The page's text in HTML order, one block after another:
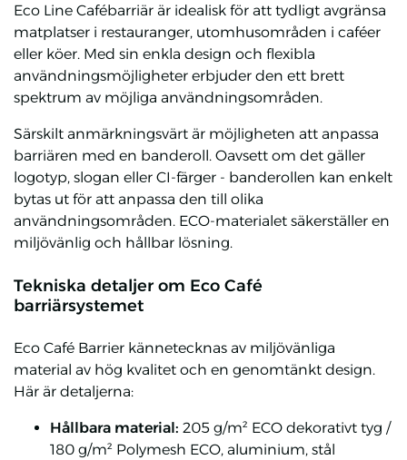
Eco Line Cafébarriär är idealisk för att tydligt avgränsa
matplatser i restauranger, utomhusområden i caféer
eller köer. Med sin enkla design och flexibla
användningsmöjligheter erbjuder den ett brett
spektrum av möjliga användningsområden.
Särskilt anmärkningsvärt är möjligheten att anpassa
barriären med en banderoll. Oavsett om det gäller
logotyp, slogan eller CI-färger - banderollen kan enkelt
bytas ut för att anpassa den till olika
användningsområden. ECO-materialet säkerställer en
miljövänlig och hållbar lösning.
Tekniska detaljer om Eco Café
barriärsystemet
Eco Café Barrier kännetecknas av miljövänliga
material av hög kvalitet och en genomtänkt design.
Här är detaljerna:
Hållbara material: 205 g/m² ECO dekorativt tyg /
180 g/m² Polymesh ECO, aluminium, stål